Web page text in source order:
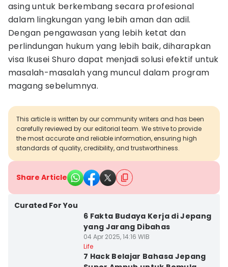
asing untuk berkembang secara profesional
dalam lingkungan yang lebih aman dan adil.
Dengan pengawasan yang lebih ketat dan
perlindungan hukum yang lebih baik, diharapkan
visa Ikusei Shuro dapat menjadi solusi efektif untuk
masalah-masalah yang muncul dalam program
magang sebelumnya.
This article is written by our community writers and has been
carefully reviewed by our editorial team. We strive to provide
the most accurate and reliable information, ensuring high
standards of quality, credibility, and trustworthiness.
Share Article
Curated For You
6 Fakta Budaya Kerja di Jepang
yang Jarang Dibahas
04 Apr 2025, 14:16 WIB
Life
7 Hack Belajar Bahasa Jepang